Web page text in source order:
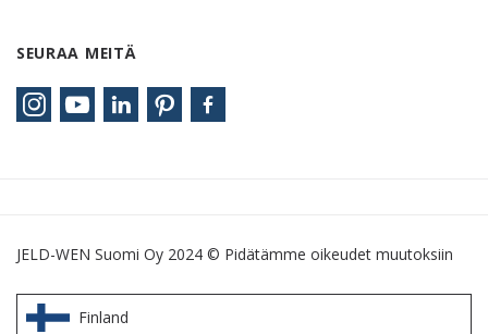
SEURAA MEITÄ
JELD-WEN Suomi Oy 2024 © Pidätämme oikeudet muutoksiin
Finland